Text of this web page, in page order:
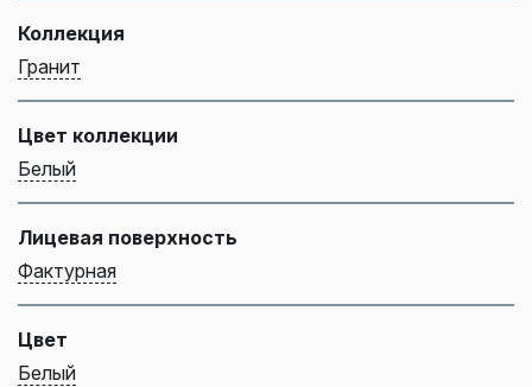
Коллекция
Гранит
Цвет коллекции
Белый
Лицевая поверхность
Фактурная
Цвет
Белый